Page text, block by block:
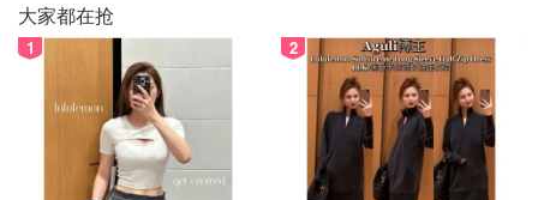
大家都在抢
1 2